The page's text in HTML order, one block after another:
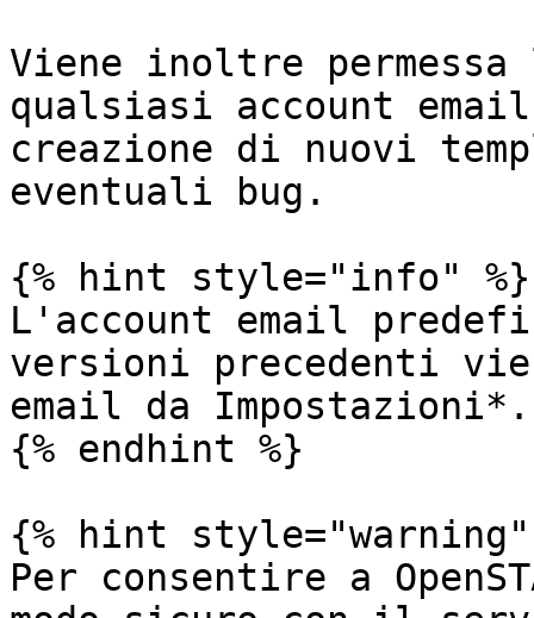
Viene inoltre
qualsiasi account
creazione di nuovi
eventuali bug.
{% hint style="info" %}
L'account email
versioni precedenti
email da Impostazioni*.
{% endhint %}
{% hint style="warning"
Per consentire a